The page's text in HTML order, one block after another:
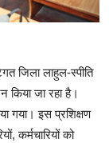
जिला लाहुल-स्पीति
किया जा रहा है।
गया। इस प्रशिक्षण
कर्मचारियों को